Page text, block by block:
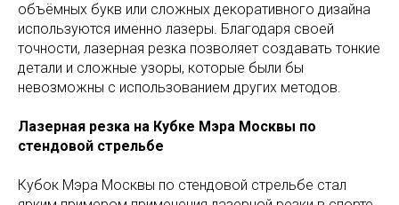
объёмных букв или сложных декоративного дизайна
используются именно лазеры. Благодаря своей
точности, лазерная резка позволяет создавать тонкие
детали и сложные узоры, которые были бы
невозможны с использованием других методов.
Лазерная резка на Кубке Мэра Москвы по
стендовой стрельбе
Кубок Мэра Москвы по стендовой стрельбе стал